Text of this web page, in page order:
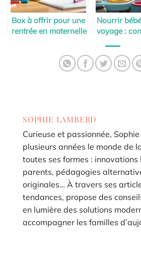
Box à offrir pour une
rentrée en maternelle
Nourrir
voyage :
SOPHIE LAMBERD
Curieuse et passionnée,
plusieurs années le monde de
toutes ses formes : innovations
parents, pédagogies
originales… À travers ses
tendances, propose des
en lumière des solutions
accompagner les familles